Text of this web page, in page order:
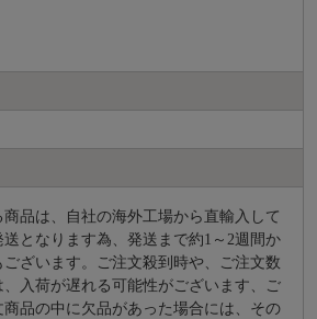
品は、自社の海外工場から直輸入して
となります為、発送まで約1～2週間か
ざいます。ご注文殺到時や、ご注文数
入荷が遅れる可能性がございます、ご
品の中に欠品があった場合には、その